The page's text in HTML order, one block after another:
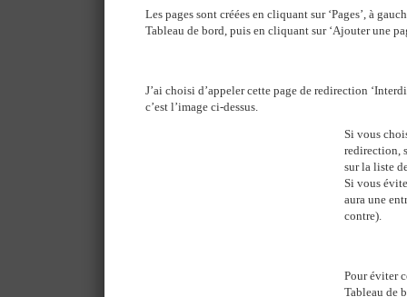
Les pages sont créées en cliquant sur ‘Pages’, à
Tableau de bord, puis en cliquant sur ‘Ajouter une
J’ai choisi d’appeler cette page de redirection
c’est l’image ci-dessus.
Si vous
redirection,
sur la liste
Si vous
aura une
contre).
Pour éviter
Tableau de